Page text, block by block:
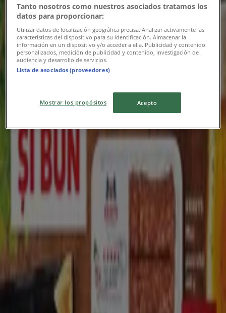
Kaufland
1.4 km
Kaufland
Aurel Vlaicu nr 218, Constanța
Kaufland
Tanto nosotros como nuestros asociados tratamos los
datos para proporcionar:
Utilizar datos de localización geográfica precisa. Analizar activamente las
características del dispositivo para su identificación. Almacenar la
información en un dispositivo y/o acceder a ella. Publicidad y contenido
personalizados, medición de publicidad y contenido, investigación de
audiencia y desarrollo de servicios.
Lista de asociados (proveedores)
Mostrar los propósitos Acepto